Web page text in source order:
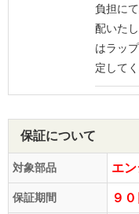
負担に
配いた
はラッ
定して
保証について
対象部品 エ
保証期間 ９